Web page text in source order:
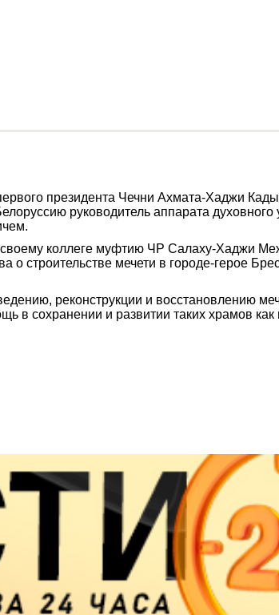
президента Чечни Ахмата-Хаджи
руководитель аппарата
коллеге муфтию ЧР Салаху-Хаджи
мечети в городе-герое
реконструкции и восстановлению
в сохранении и развитии таких храмов